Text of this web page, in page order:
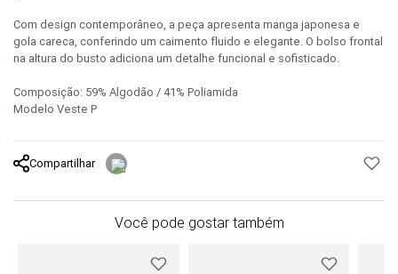
Com design contemporâneo, a peça apresenta manga japonesa e
gola careca, conferindo um caimento fluido e elegante. O bolso frontal
na altura do busto adiciona um detalhe funcional e sofisticado.
Composição: 59% Algodão / 41% Poliamida
Modelo Veste P
Compartilhar
Você pode gostar também